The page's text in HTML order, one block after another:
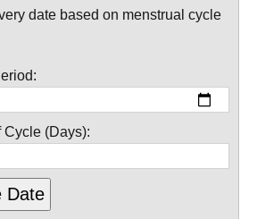
date based on menstrual cycle
Cycle (Days):
Date